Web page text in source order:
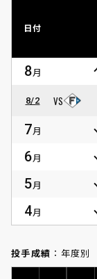
日付
8月
8/2
7月
6月
5月
4月
投手成績 ：年度別